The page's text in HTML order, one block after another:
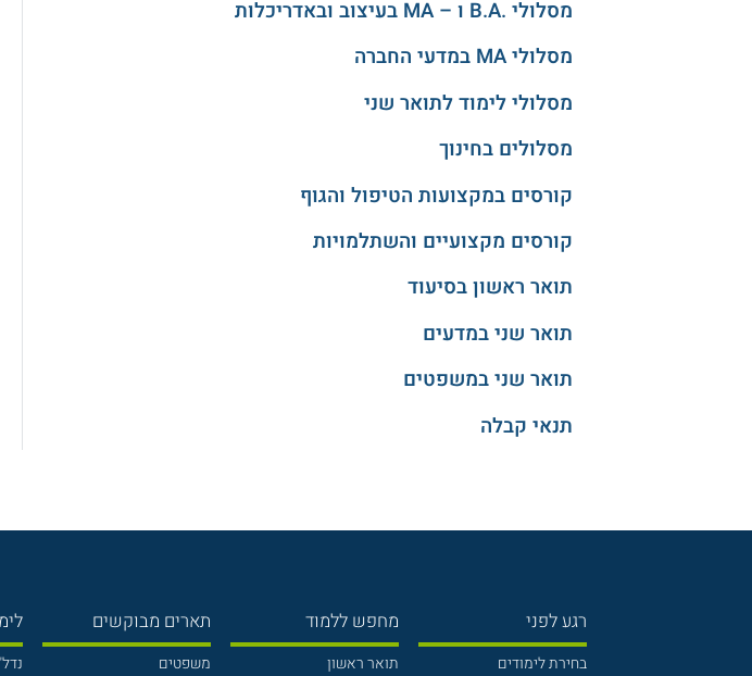
מסלולי .B.A ו – MA בעיצוב ובאדריכלות
מסלולי MA במדעי החברה
מסלולי לימוד לתואר שני
מסלולים בחינוך
קורסים במקצועות הטיפול והגוף
קורסים מקצועיים והשתלמויות
תואר ראשון בסיעוד
תואר שני במדעים
תואר שני במשפטים
תנאי קבלה
רגע לפני
בחירת לימודים
מחפש ללמוד
תואר ראשון
תארים מבוקשים
משפטים